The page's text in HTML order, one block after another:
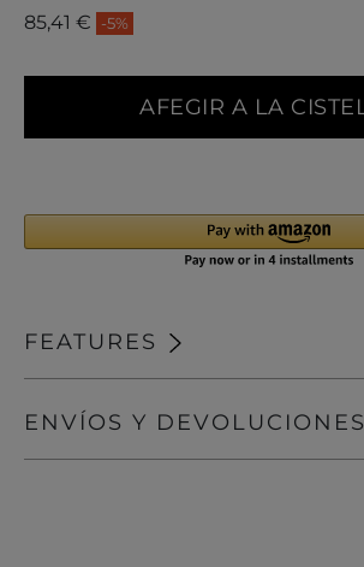
85,41 € -5%
AFEGIR A LA
FEATURES
ENVÍOS Y DEVOLUCIONES